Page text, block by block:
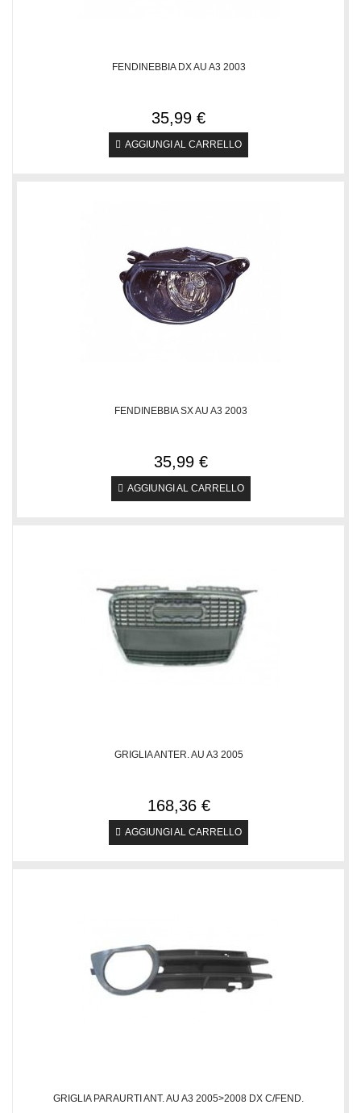
FENDINEBBIA DX AU A3 2003
35,99 €
AGGIUNGI AL CARRELLO
FENDINEBBIA SX AU A3 2003
35,99 €
AGGIUNGI AL CARRELLO
GRIGLIA ANTER. AU A3 2005
168,36 €
AGGIUNGI AL CARRELLO
GRIGLIA PARAURTI ANT. AU A3 2005>2008 DX C/FEND.